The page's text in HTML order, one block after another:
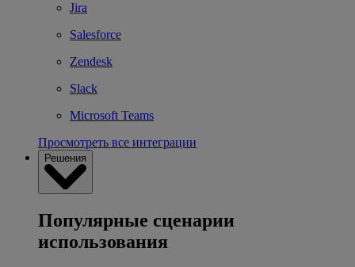
Jira
Salesforce
Zendesk
Slack
Microsoft Teams
Просмотреть все интеграции
Решения
Популярные сценарии
использования